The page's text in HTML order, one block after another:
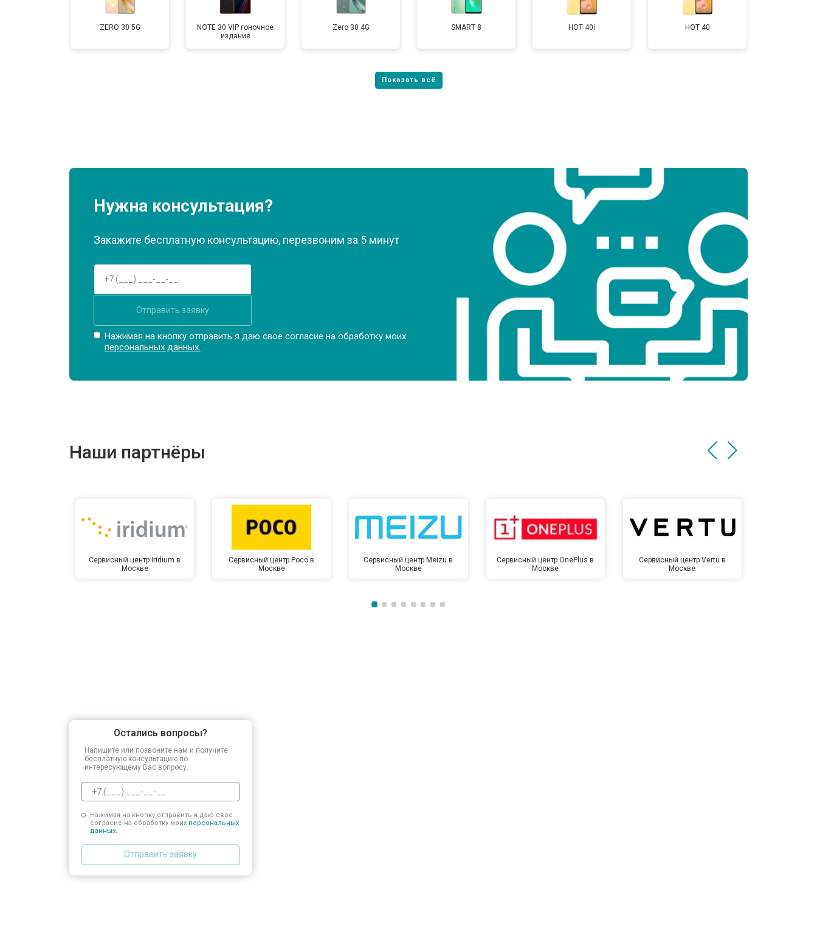
ZERO 30 5G
NOTE 30 VIP гоночное
издание
Zero 30 4G SMART 8 HOT 40i HOT 40
Нужна консультация?
Закажите бесплатную консультацию, перезвоним за 5 минут
Отправить заявку
Нажимая на кнопку отправить я даю свое согласие на обработку моих
персональных данных.
Наши партнёры
Сервисный центр Iridium в
Москве
Сервисный центр Poco в
Москве
Сервисный центр Meizu в
Москве
Сервисный центр OnePlus в
Москве
Сервисный центр Vertu в
Москве
Остались вопросы?
Напишите или позвоните нам и получите
бесплатную консультацию по
интересующему Вас вопросу.
Нажимая на кнопку отправить я даю свое
согласие на обработку моих персональных
данных.
Отправить заявку